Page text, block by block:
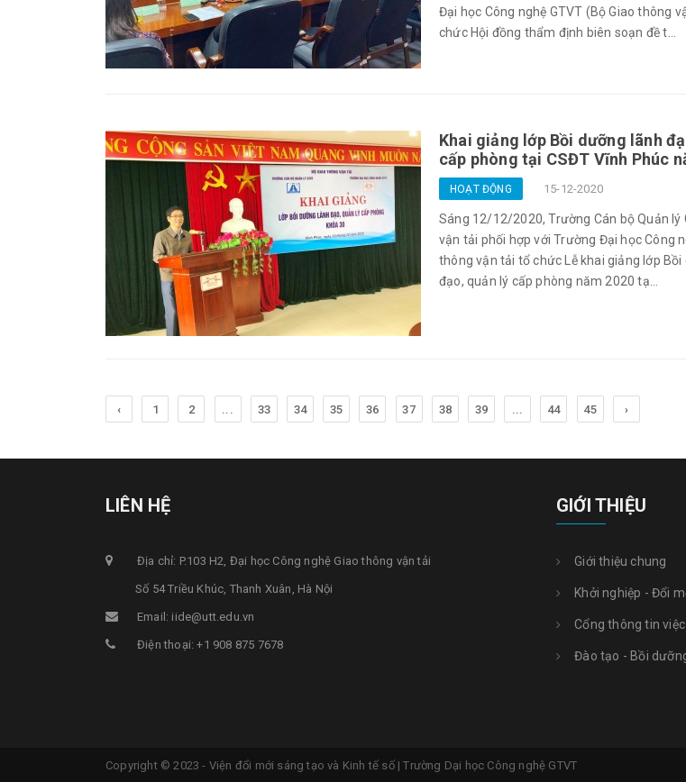
Đại học Công nghệ GTVT (Bộ Giao thông
chức Hội đồng thẩm định biên soạn đề t...
Khai giảng lớp Bồi dưỡng lãnh
cấp phòng tại CSĐT Vĩnh Phúc
HOẠT ĐỘNG 15-12-2020
Sáng 12/12/2020, Trường Cán bộ Quản lý
vận tải phối hợp với Trường Đại học Công
thông vận tải tổ chức Lễ khai giảng lớp
đạo, quản lý cấp phòng năm 2020 tạ...
‹ 1 2 33 34 35 36 37 38 39 44 45 ›
LIÊN HỆ
Địa chỉ: P.103 H2, Đại học Công nghệ Giao thông vận tải
Số 54 Triều Khúc, Thanh Xuân, Hà Nội
Email: iide@utt.edu.vn
Điện thoại: +1 908 875 7678
GIỚI THIỆU
Giới thiệu chung
Khởi nghiệp - Đổi
Cổng thông tin
Đào tạo - Bồi
Copyright © 2023 - Viện đổi mới sáng tạo và Kinh tế số | Trường Dại học Công nghệ GTVT